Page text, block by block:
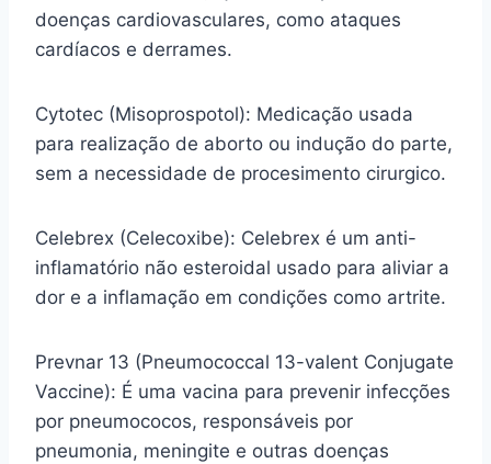
doenças cardiovasculares, como ataques
cardíacos e derrames.
Cytotec (Misoprospotol): Medicação usada
para realização de aborto ou indução do parte,
sem a necessidade de procesimento cirurgico.
Celebrex (Celecoxibe): Celebrex é um anti-
inflamatório não esteroidal usado para aliviar a
dor e a inflamação em condições como artrite.
Prevnar 13 (Pneumococcal 13-valent Conjugate
Vaccine): É uma vacina para prevenir infecções
por pneumococos, responsáveis por
pneumonia, meningite e outras doenças